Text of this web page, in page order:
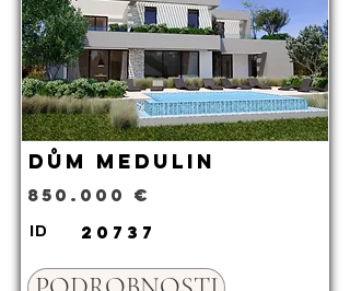
Dům Medulin
850.000 €
ID 20737